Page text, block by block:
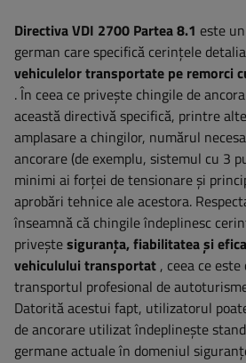
Directiva VDI 2700 Partea 8.1 este
german care specifică cerințele
vehiculelor transportate pe remorci
. În ceea ce privește chingile de
această directivă specifică, printre
amplasare a chingilor, numărul
ancorare (de exemplu, sistemul cu 3
minimi ai forței de tensionare și
aprobări tehnice ale acestora.
înseamnă că chingile îndeplinesc
priveștesiguranța, fiabilitatea și
vehiculului transportat , ceea ce
transportul profesional de
Datorită acestui fapt, utilizatorul
de ancorare utilizat îndeplinește
germane actuale în domeniul